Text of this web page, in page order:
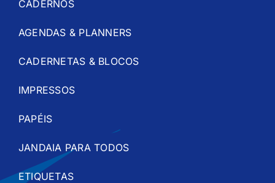
CADERNOS
AGENDAS & PLANNERS
CADERNETAS & BLOCOS
IMPRESSOS
PAPÉIS
JANDAIA PARA TODOS
ETIQUETAS